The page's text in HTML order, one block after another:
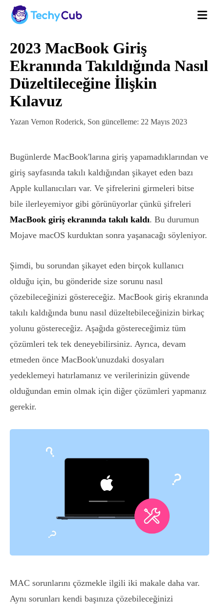
2023 MacBook Giriş
Ekranında Takıldığında Nasıl
Düzeltileceğine İlişkin
Kılavuz
Yazan Vernon Roderick, Son güncelleme: 22 Mayıs 2023
Bugünlerde MacBook'larına giriş yapamadıklarından ve
giriş sayfasında takılı kaldığından şikayet eden bazı
Apple kullanıcıları var. Ve şifrelerini girmeleri bitse
bile ilerleyemiyor gibi görünüyorlar çünkü şifreleri
MacBook giriş ekranında takılı kaldı. Bu durumun
Mojave macOS kurduktan sonra yaşanacağı söyleniyor.
Şimdi, bu sorundan şikayet eden birçok kullanıcı
olduğu için, bu gönderide size sorunu nasıl
çözebileceğinizi göstereceğiz. MacBook giriş ekranında
takılı kaldığında bunu nasıl düzeltebileceğinizin birkaç
yolunu göstereceğiz. Aşağıda göstereceğimiz tüm
çözümleri tek tek deneyebilirsiniz. Ayrıca, devam
etmeden önce MacBook'unuzdaki dosyaları
yedeklemeyi hatırlamanız ve verilerinizin güvende
olduğundan emin olmak için diğer çözümleri yapmanız
gerekir.
MAC sorunlarını çözmekle ilgili iki makale daha var.
Aynı sorunları kendi başınıza çözebileceğinizi